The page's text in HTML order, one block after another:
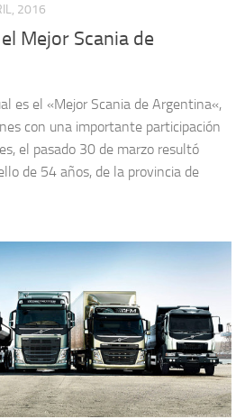
2016
Mejor Scania de
es el «Mejor Scania de Argentina«,
con una importante participación
el pasado 30 de marzo resultó
de 54 años, de la provincia de